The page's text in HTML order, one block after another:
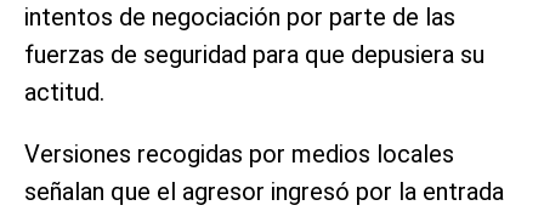
intentos de negociación por parte de las
fuerzas de seguridad para que depusiera su
actitud.
Versiones recogidas por medios locales
señalan que el agresor ingresó por la entrada